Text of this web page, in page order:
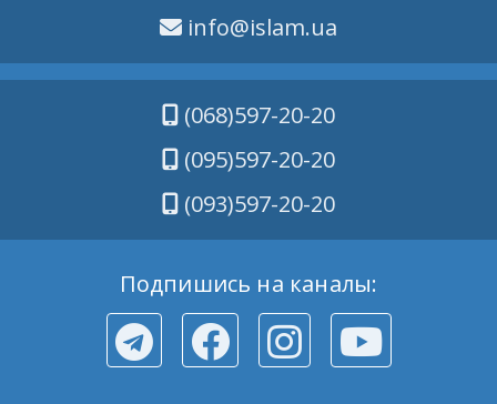
info@islam.ua
(068)597-20-20
(095)597-20-20
(093)597-20-20
Подпишись на каналы: